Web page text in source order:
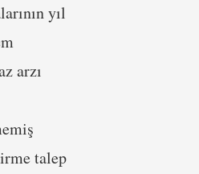
yıl
arzı
talep